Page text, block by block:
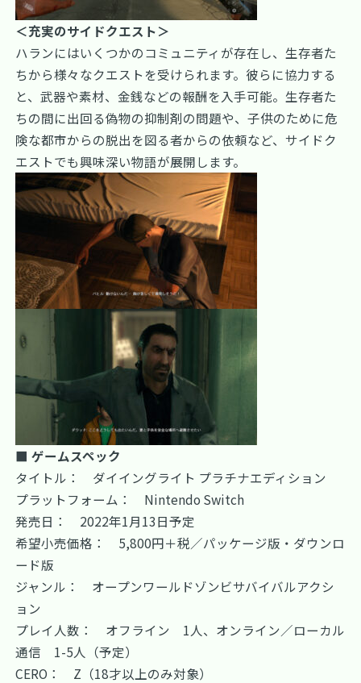
＜充実のサイドクエスト＞
ハランにはいくつかのコミュニティが存在し、生存者た
ちから様々なクエストを受けられます。彼らに協力する
と、武器や素材、金銭などの報酬を入手可能。生存者た
ちの間に出回る偽物の抑制剤の問題や、子供のために危
険な都市からの脱出を図る者からの依頼など、サイドク
エストでも興味深い物語が展開します。
■ ゲームスペック
タイトル： ダイイングライト プラチナエディション
プラットフォーム： Nintendo Switch
発売日： 2022年1月13日予定
希望小売価格： 5,800円＋税／パッケージ版・ダウンロ
ード版
ジャンル： オープンワールドゾンビサバイバルアクシ
ョン
プレイ人数： オフライン 1人、オンライン／ローカル
通信 1-5人（予定）
CERO： Z（18才以上のみ対象）